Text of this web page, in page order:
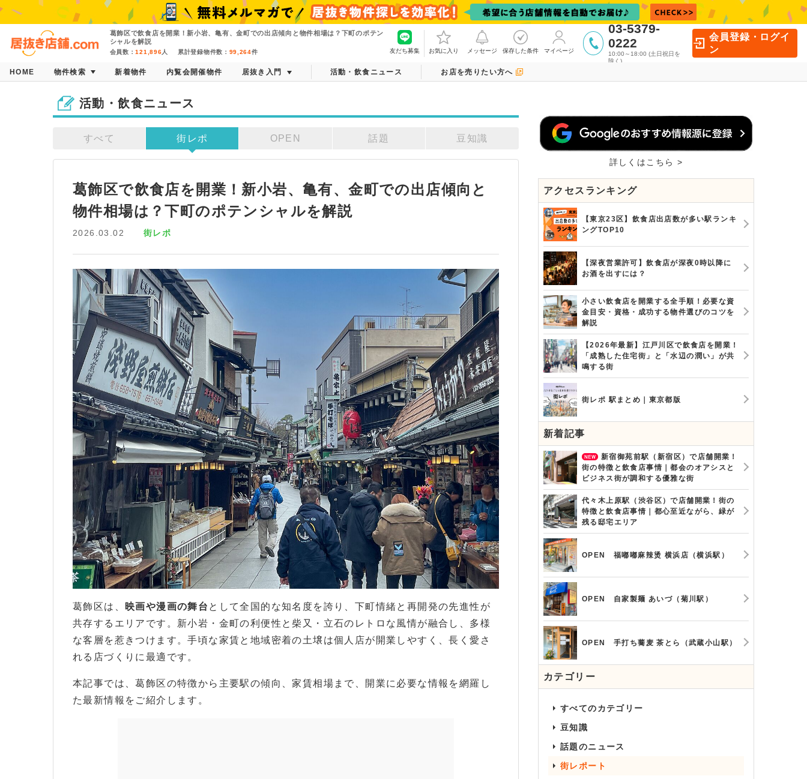
葛飾区で飲食店を開業！新小岩、亀有、金町での出店傾向と物件相場は？下町のポテン
シャルを解説
会員数：121,896人 累計登録物件数： 99,264件 友だち募集 お気に入り メッセージ 保存した条件 マイページ
03-5379-
0222
10:00～18:00 (土日祝日を
除く)
会員登録・ログイ
ン
HOME 物件検索 新着物件 内覧会開催物件 居抜き入門 活動・飲食ニュース お店を売りたい方へ
活動・飲食ニュース
すべて 街レポ OPEN 話題 豆知識
葛飾区で飲食店を開業！新小岩、亀有、金町での出店傾向と
物件相場は？下町のポテンシャルを解説
2026.03.02 街レポ
柴又駅から柴又帝釈天へと続く「柴又帝釈天参道」と、にぎわう人々
葛飾区は、 映画や漫画の舞台 として全国的な知名度を誇り、下町情緒と再開発の先進性が
共存するエリアです。新小岩・金町の利便性と柴又・立石のレトロな風情が融合し、多様
な客層を惹きつけます。手頃な家賃と地域密着の土壌は個人店が開業しやすく、長く愛さ
れる店づくりに最適です。
本記事では、葛飾区の特徴から主要駅の傾向、家賃相場まで、開業に必要な情報を網羅し
た最新情報をご紹介します。
詳しくはこちら >
アクセスランキング
【東京23区】飲食店出店数が多い駅ランキ
ングTOP10
【深夜営業許可】飲食店が深夜0時以降に
お酒を出すには？
小さい飲食店を開業する全手順！必要な資
金目安・資格・成功する物件選びのコツを
解説
【2026年最新】江戸川区で飲食店を開業！
「成熟した住宅街」と「水辺の潤い」が共
鳴する街
街レポ 駅まとめ｜東京都版
新着記事
新宿御苑前駅（新宿区）で店舗開業！
街の特徴と飲食店事情｜都会のオアシスと
ビジネス街が調和する優雅な街
代々木上原駅（渋谷区）で店舗開業！街の
特徴と飲食店事情｜都心至近ながら、緑が
残る邸宅エリア
OPEN 福嘟嘟麻辣烫 横浜店（横浜駅）
OPEN 自家製麺 あいづ（菊川駅）
OPEN 手打ち蕎麦 茶とら（武蔵小山駅）
カテゴリー
すべてのカテゴリー
豆知識
話題のニュース
街レポート